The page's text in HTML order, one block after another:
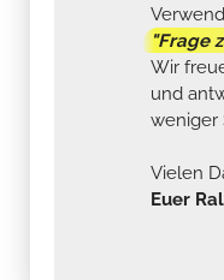
"Frage
Wir
und
weniger
Vielen
Euer